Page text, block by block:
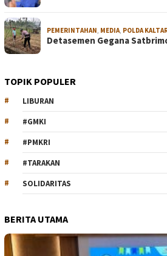
PEMERINTAHAN MEDIA POLDA
Detasemen Gegana
TOPIK POPULER
LIBURAN
#GMKI
#PMKRI
#TARAKAN
SOLIDARITAS
BERITA UTAMA